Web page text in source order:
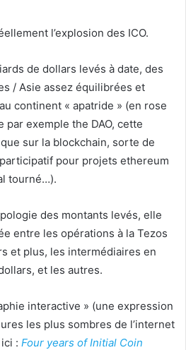
l’explosion des ICO.
de dollars levés à date, des
/ Asie assez équilibrées et
continent « apatride » (en rose
par exemple the DAO, cette
sur la blockchain, sorte de
pour projets ethereum
tourné…).
des montants levés, elle
entre les opérations à la Tezos
et plus, les intermédiaires en
et les autres.
interactive » (une expression
les plus sombres de l’internet
: Four years of Initial Coin